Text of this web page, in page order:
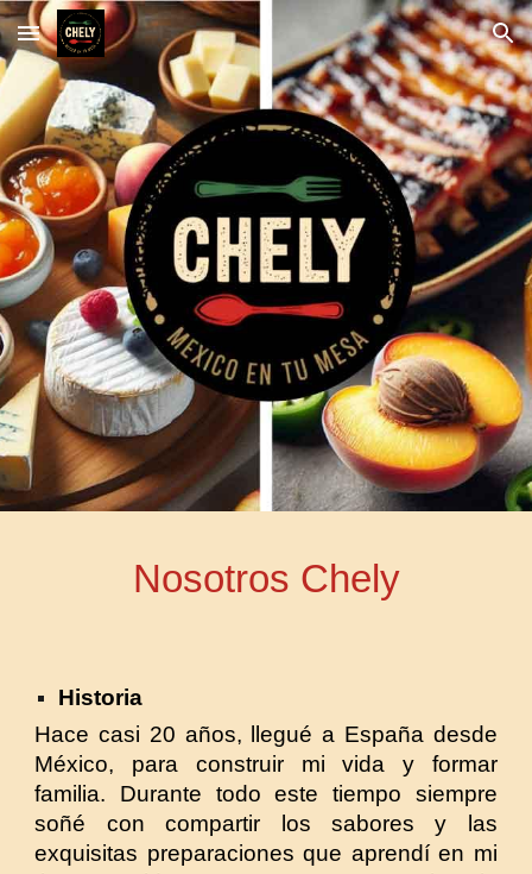
Skip to main content Skip to navigation
Nosotros Chely
Historia
Hace casi 20 años, llegué a España desde
México, para construir mi vida y formar
familia. Durante todo este tiempo siempre
soñé con compartir los sabores y las
exquisitas preparaciones que aprendí en mi